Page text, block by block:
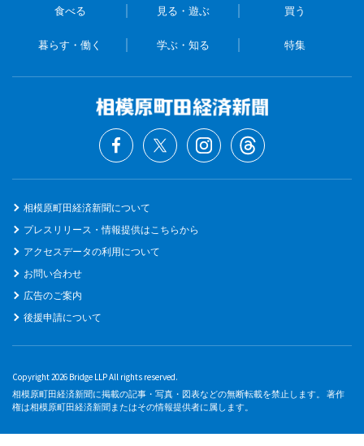
食べる 見る・遊ぶ 買う
暮らす・働く 学ぶ・知る 特集
相模原町田経済新聞について
プレスリリース・情報提供はこちらから
アクセスデータの利用について
お問い合わせ
広告のご案内
後援申請について
Copyright 2026 Bridge LLP All rights reserved.
相模原町田経済新聞に掲載の記事・写真・図表などの無断転載を禁止します。 著作
権は相模原町田経済新聞またはその情報提供者に属します。